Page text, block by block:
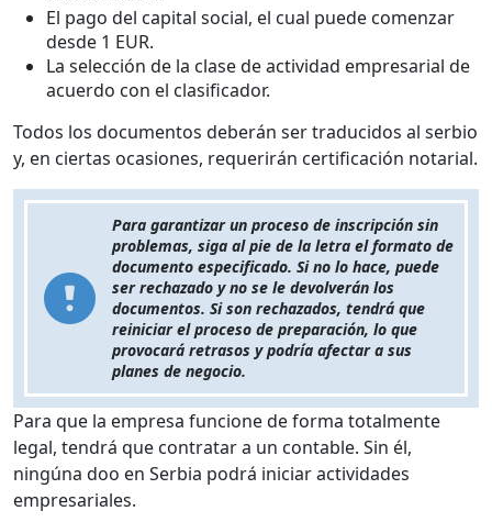
El pago del capital social, el cual puede comenzar
desde 1 EUR.
La selección de la clase de actividad empresarial de
acuerdo con el clasificador.
Todos los documentos deberán ser traducidos al serbio
y, en ciertas ocasiones, requerirán certificación notarial.
Para garantizar un proceso de inscripción sin
problemas, siga al pie de la letra el formato de
documento especificado. Si no lo hace, puede
ser rechazado y no se le devolverán los
documentos. Si son rechazados, tendrá que
reiniciar el proceso de preparación, lo que
provocará retrasos y podría afectar a sus
planes de negocio.
Para que la empresa funcione de forma totalmente
legal, tendrá que contratar a un contable. Sin él,
ningúna doo en Serbia podrá iniciar actividades
empresariales.